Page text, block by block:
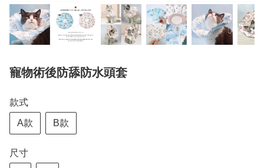
寵物術後防舔防水頭套
款式
A款 B款
尺寸